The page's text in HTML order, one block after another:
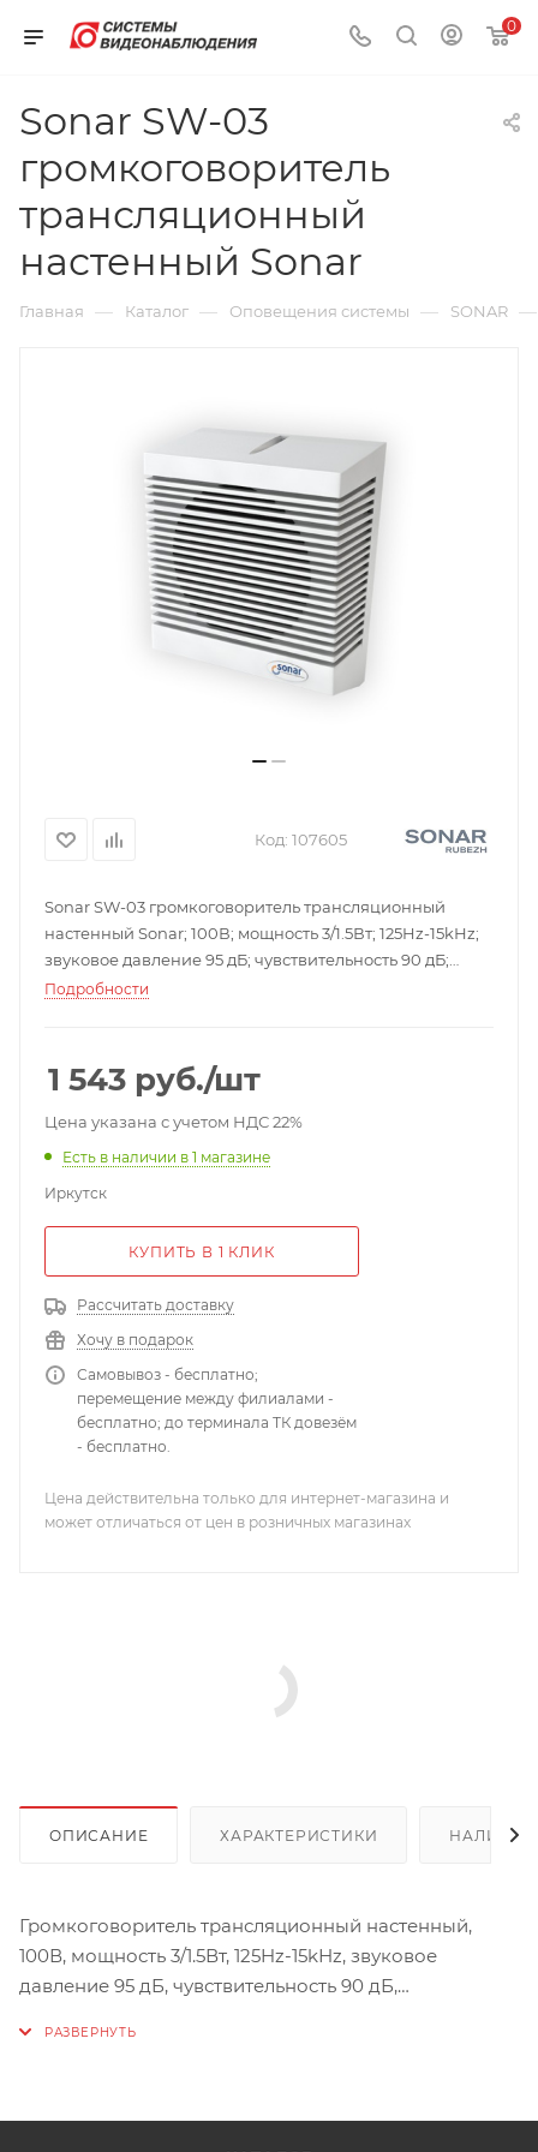
0
Sonar SW-03
громкоговоритель
трансляционный
настенный Sonar
Главная — Каталог — Оповещения системы — SONAR —
Код: 107605
Sonar SW-03 громкоговоритель трансляционный
настенный Sonar; 100В; мощность 3/1.5Вт; 125Hz-15kНz;
звуковое давление 95 дБ; чувствительность 90 дБ;
частотный диапазон 125-15000 Гц; ABS-пластик; IP20;
Подробности
1 543 руб./шт
Цена указана с учетом НДС 22%
Есть в наличии в 1 магазине
Иркутск
КУПИТЬ В 1 КЛИК
Рассчитать доставку
Хочу в подарок
Самовывоз - бесплатно;
перемещение между филиалами -
бесплатно; до терминала ТК довезём
- бесплатно.
Цена действительна только для интернет-магазина и
может отличаться от цен в розничных магазинах
ОПИСАНИЕ ХАРАКТЕРИСТИКИ НАЛИЧИЕ
Громкоговоритель трансляционный настенный,
100В, мощность 3/1.5Вт, 125Hz-15kНz, звуковое
давление 95 дБ, чувствительность 90 дБ,